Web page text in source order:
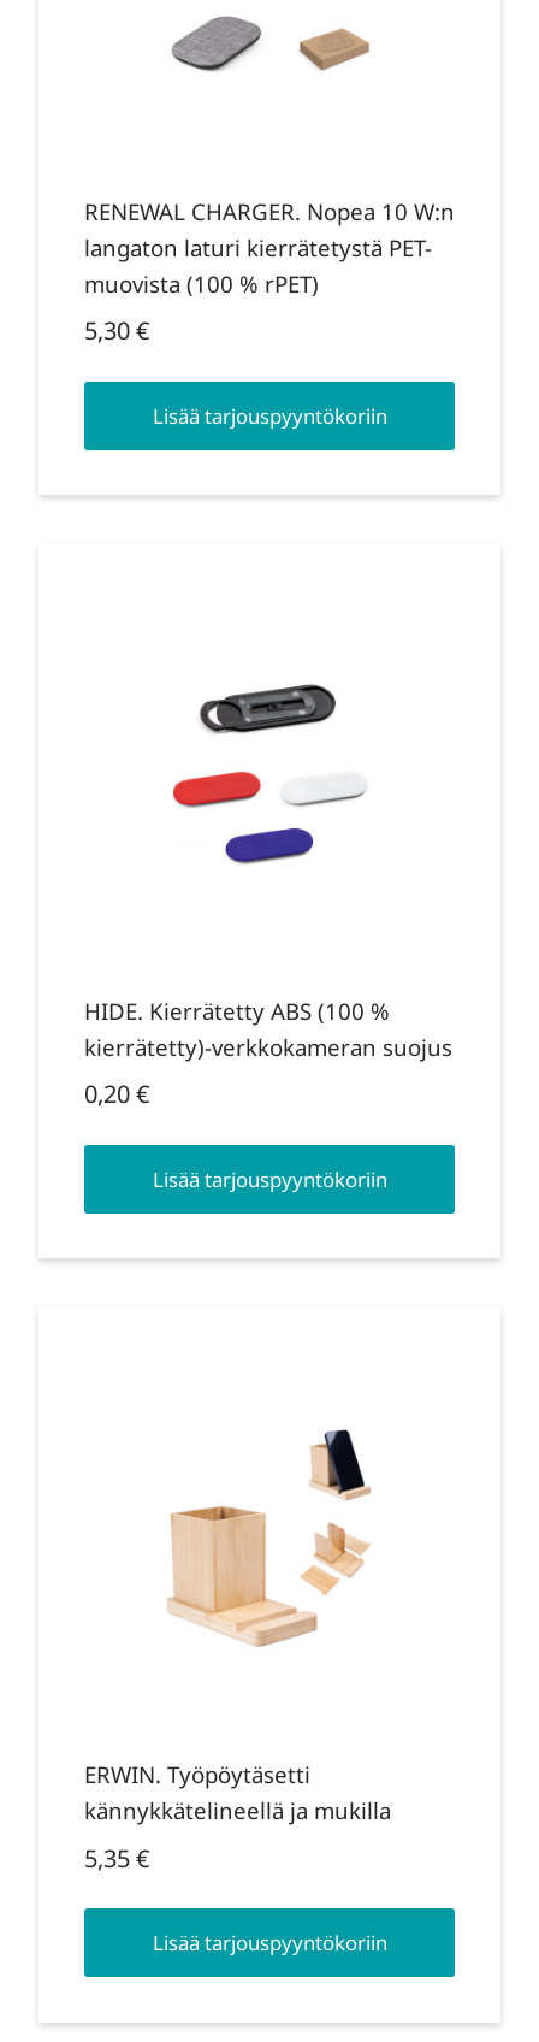
RENEWAL CHARGER. Nopea 10 W:n
langaton laturi kierrätetystä PET-
muovista (100 % rPET)
5,30€
Lisää tarjouspyyntökoriin
HIDE. Kierrätetty ABS (100 %
kierrätetty)-verkkokameran suojus
0,20€
Lisää tarjouspyyntökoriin
ERWIN. Työpöytäsetti
kännykkätelineellä ja mukilla
5,35€
Lisää tarjouspyyntökoriin